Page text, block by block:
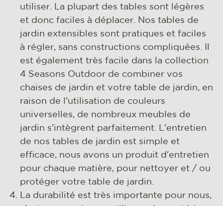
utiliser. La plupart des tables sont légères
et donc faciles à déplacer. Nos tables de
jardin extensibles sont pratiques et faciles
à régler, sans constructions compliquées. Il
est également très facile dans la collection
4 Seasons Outdoor de combiner vos
chaises de jardin et votre table de jardin, en
raison de l'utilisation de couleurs
universelles, de nombreux meubles de
jardin s'intègrent parfaitement. L'entretien
de nos tables de jardin est simple et
efficace, nous avons un produit d'entretien
pour chaque matière, pour nettoyer et / ou
protéger votre table de jardin.
La durabilité est très importante pour nous,